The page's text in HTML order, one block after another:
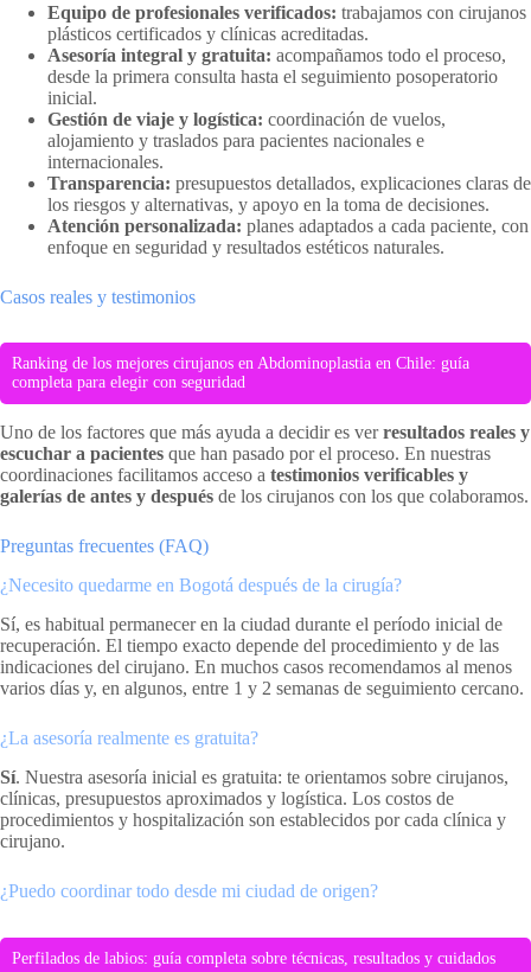
Equipo de profesionales verificados: trabajamos con cirujanos
plásticos certificados y clínicas acreditadas.
Asesoría integral y gratuita: acompañamos todo el proceso,
desde la primera consulta hasta el seguimiento posoperatorio
inicial.
Gestión de viaje y logística: coordinación de vuelos,
alojamiento y traslados para pacientes nacionales e
internacionales.
Transparencia: presupuestos detallados, explicaciones claras de
los riesgos y alternativas, y apoyo en la toma de decisiones.
Atención personalizada: planes adaptados a cada paciente, con
enfoque en seguridad y resultados estéticos naturales.
Casos reales y testimonios
Ranking de los mejores cirujanos en Abdominoplastia en Chile: guía
completa para elegir con seguridad
Uno de los factores que más ayuda a decidir es verresultados reales y
escuchar a pacientes que han pasado por el proceso. En nuestras
coordinaciones facilitamos acceso a testimonios verificables y
galerías de antes y después de los cirujanos con los que colaboramos.
Preguntas frecuentes (FAQ)
¿Necesito quedarme en Bogotá después de la cirugía?
Sí, es habitual permanecer en la ciudad durante el período inicial de
recuperación. El tiempo exacto depende del procedimiento y de las
indicaciones del cirujano. En muchos casos recomendamos al menos
varios días y, en algunos, entre 1 y 2 semanas de seguimiento cercano.
¿La asesoría realmente es gratuita?
Sí. Nuestra asesoría inicial es gratuita: te orientamos sobre cirujanos,
clínicas, presupuestos aproximados y logística. Los costos de
procedimientos y hospitalización son establecidos por cada clínica y
cirujano.
¿Puedo coordinar todo desde mi ciudad de origen?
Perfilados de labios: guía completa sobre técnicas, resultados y cuidados